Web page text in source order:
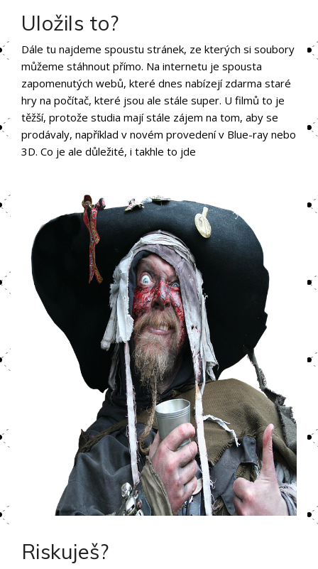
Uložils to?
Dále tu najdeme spoustu stránek, ze kterých si soubory
můžeme stáhnout přímo. Na internetu je spousta
zapomenutých webů, které dnes nabízejí zdarma staré
hry na počítač, které jsou ale stále super. U filmů to je
těžší, protože studia mají stále zájem na tom, aby se
prodávaly, například v novém provedení v Blue-ray nebo
3D. Co je ale důležité, i takhle to jde
Riskuješ?